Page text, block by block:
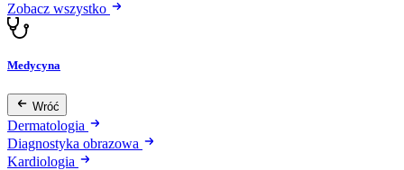
Zobacz wszystko
Medycyna
Wróć
Dermatologia
Diagnostyka obrazowa
Kardiologia